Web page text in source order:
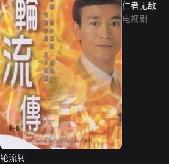
轮流转
仁者无敌
电视剧